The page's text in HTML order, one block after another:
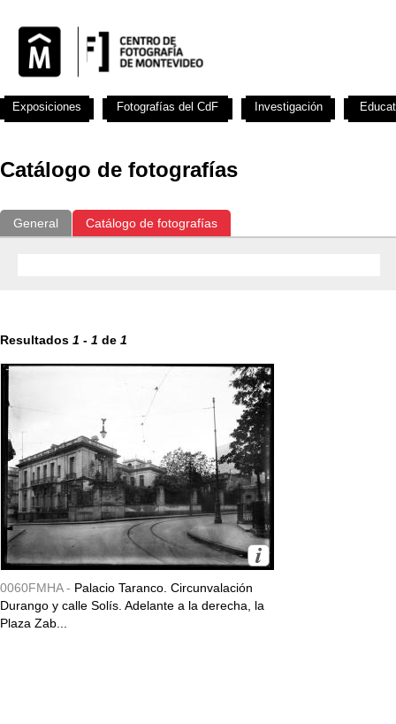
Catálogo de fotografías
General Catálogo de fotografías
Resultados 1 - 1 de 1
0060FMHA - Palacio Taranco. Circunvalación
Durango y calle Solís. Adelante a la derecha, la
Plaza Zab...
Exposiciones Fotografías del CdF Investigación